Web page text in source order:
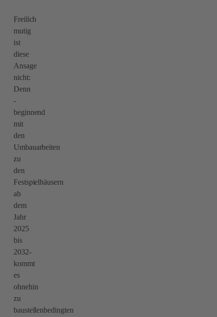
Freilich
mutig
ist
diese
Ansage
nicht:
Denn
-
beginnend
mit
den
Umbauarbeiten
zu
den
Festspielhäusern
ab
dem
Jahr
2025
bis
2032-
kommt
es
ohnehin
zu
baustellenbedingten